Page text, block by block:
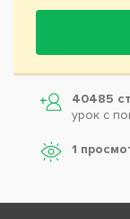
40485
урок с
1